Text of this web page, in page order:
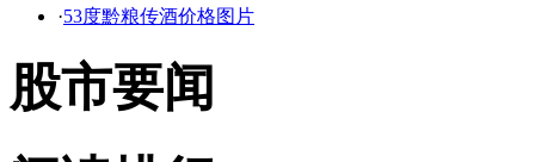
·53度黔粮传酒价格图片
股市要闻